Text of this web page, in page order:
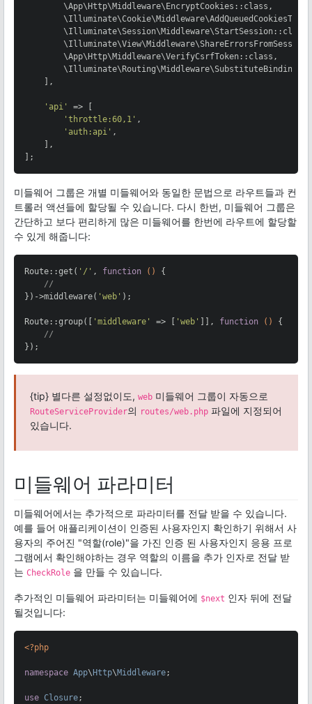
        \App\Http\Middleware\EncryptCookies::class,
        \Illuminate\Session\Middleware\StartSession::class,
        \App\Http\Middleware\VerifyCsrfToken::class,
    ],
'api'
=> [
'throttle:60,1' ,
'auth:api' ,
    ],
];
미들웨어 그룹은 개별 미들웨어와 동일한 문법으로 라우트들과 컨
트롤러 액션들에 할당될 수 있습니다. 다시 한번, 미들웨어 그룹은
간단하고 보다 편리하게 많은 미들웨어를 한번에 라우트에 할당할
수 있게 해줍니다:
Route::get( '/' , function ()
{
//
})->middleware( 'web' );
Route::group([ 'middleware' => [ 'web' ]], function ()
{
//
});
{tip} 별다른 설정없이도, web 미들웨어 그룹이 자동으로
RouteServiceProvider의 routes/web.php 파일에 지정되어
있습니다.
미들웨어 파라미터
미들웨어에서는 추가적으로 파라미터를 전달 받을 수 있습니다.
예를 들어 애플리케이션이 인증된 사용자인지 확인하기 위해서 사
용자의 주어진 "역할(role)"을 가진 인증 된 사용자인지 응용 프로
그램에서 확인해야하는 경우 역할의 이름을 추가 인자로 전달 받
는 CheckRole 을 만들 수 있습니다.
추가적인 미들웨어 파라미터는 미들웨어에 $next 인자 뒤에 전달
될것입니다:
<?php
namespace App\ Http\Middleware;
use Closure;